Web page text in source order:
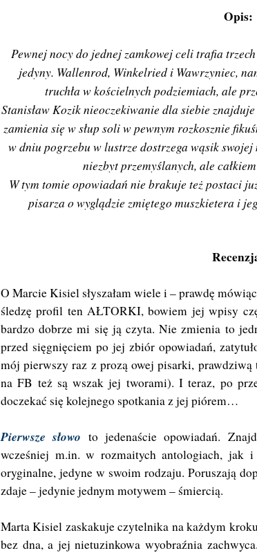
Opis:
Pewnej nocy do jednej zamkowej celi trafia
jedyny. Wallenrod, Winkelried i Wawrzyniec,
truchła w kościelnych podziemiach, ale
Stanisław Kozik nieoczekiwanie dla siebie
zamienia się w słup soli w pewnym rozkosznie
w dniu pogrzebu w lustrze dostrzega wąsik
niezbyt przemyślanych, ale
W tym tomie opowiadań nie brakuje też postaci
pisarza o wyglądzie zmiętego muszkietera i
O Marcie Kisiel słyszałam wiele i – prawdę
śledzę profil ten AŁTORKI, bowiem jej wpisy
bardzo dobrze mi się ją czyta. Nie zmienia to
przed sięgnięciem po jej zbiór opowiadań,
mój pierwszy raz z prozą owej pisarki,
na FB też są wszak jej tworami). I teraz, po
doczekać się kolejnego spotkania z jej piórem…
Pierwsze słowo to jedenaście opowiadań.
wcześniej m.in. w rozmaitych antologiach, jak
oryginalne, jedyne w swoim rodzaju. Poruszają
zdaje – jedynie jednym motywem – śmiercią.
Marta Kisiel zaskakuje czytelnika na każdym
bez dna, a jej nietuzinkowa wyobraźnia